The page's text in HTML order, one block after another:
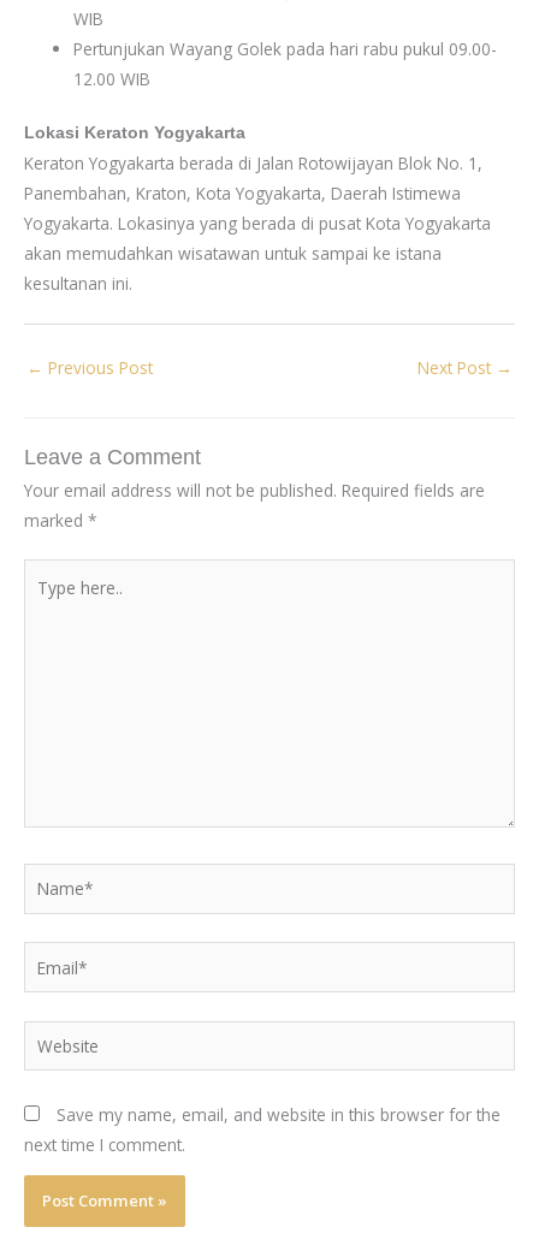
WIB
Pertunjukan Wayang Golek pada hari rabu pukul 09.00-
12.00 WIB
Lokasi Keraton Yogyakarta
Keraton Yogyakarta berada di Jalan Rotowijayan Blok No. 1,
Panembahan, Kraton, Kota Yogyakarta, Daerah Istimewa
Yogyakarta. Lokasinya yang berada di pusat Kota Yogyakarta
akan memudahkan wisatawan untuk sampai ke istana
kesultanan ini.
← Previous Post Next Post →
Leave a Comment
Your email address will not be published. Required fields are
marked *
here..
Name*
Website
Save my name, email, and website in this browser for the
next time I comment.